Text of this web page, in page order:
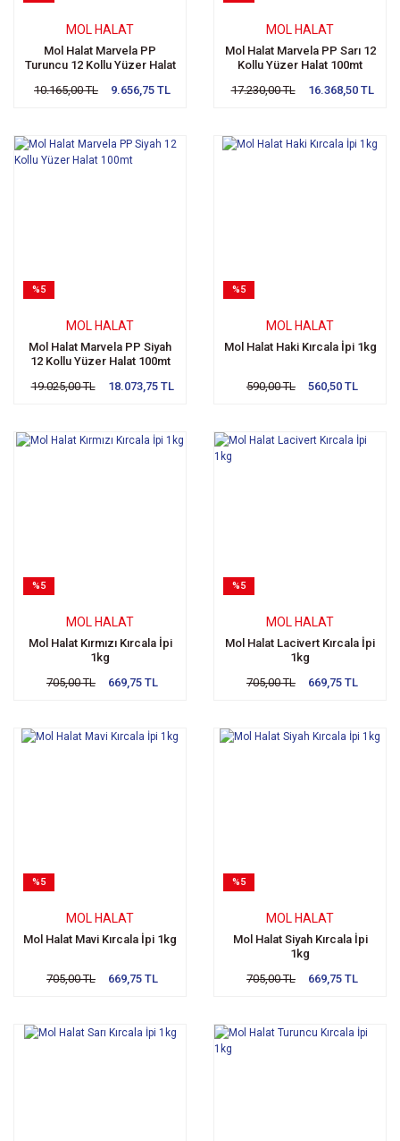
MOL HALAT
Mol Halat Marvela PP
Turuncu 12 Kollu Yüzer Halat
10.165,00 TL
9.656,75 TL
MOL HALAT
Mol Halat Marvela PP Sarı 12
Kollu Yüzer Halat 100mt
17.230,00 TL
16.368,50 TL
%5
MOL HALAT
Mol Halat Marvela PP Siyah
12 Kollu Yüzer Halat 100mt
19.025,00 TL
18.073,75 TL
%5
MOL HALAT
Mol Halat Haki Kırcala İpi 1kg
590,00 TL 560,50 TL
%5
MOL HALAT
Mol Halat Kırmızı Kırcala İpi
1kg
705,00 TL
669,75 TL
%5
MOL HALAT
Mol Halat Lacivert Kırcala İpi
1kg
705,00 TL
669,75 TL
%5
MOL HALAT
Mol Halat Mavi Kırcala İpi 1kg
705,00 TL 669,75 TL
%5
MOL HALAT
Mol Halat Siyah Kırcala İpi
1kg
705,00 TL
669,75 TL